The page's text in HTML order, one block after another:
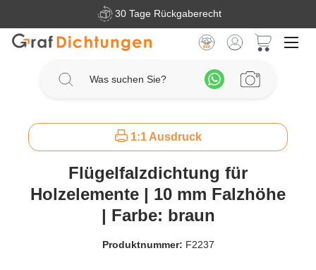
Zum Hauptinhalt springen30 Tage Rückgaberecht
1:1 Ausdruck
Flügelfalzdichtung für
Holzelemente | 10 mm Falzhöhe
| Farbe: braun
Produktnummer: F2237